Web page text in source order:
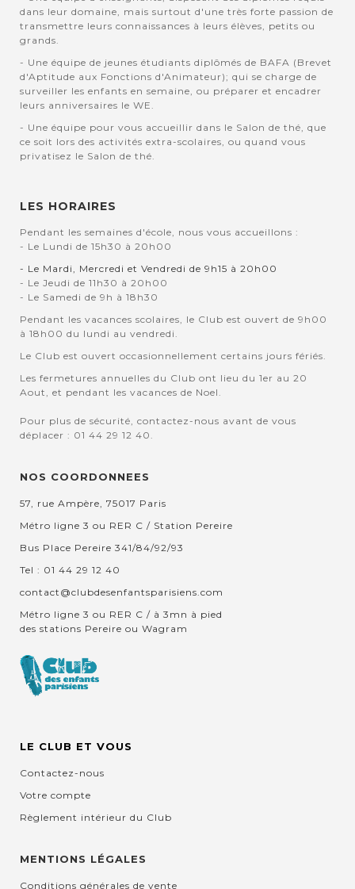
dans leur domaine, mais surtout d'une très forte passion de
transmettre leurs connaissances à leurs élèves, petits ou
grands.
- Une équipe de jeunes étudiants diplômés de BAFA (Brevet
d'Aptitude aux Fonctions d'Animateur); qui se charge de
surveiller les enfants en semaine, ou préparer et encadrer
leurs anniversaires le WE.
- Une équipe pour vous accueillir dans le Salon de thé, que
ce soit lors des activités extra-scolaires, ou quand vous
privatisez le Salon de thé.
LES HORAIRES
Pendant les semaines d'école, nous vous accueillons :
- Le Lundi de 15h30 à 20h00
- Le Mardi, Mercredi et Vendredi de 9h15 à 20h00
- Le Jeudi de 11h30 à 20h00
- Le Samedi de 9h à 18h30
Pendant les vacances scolaires, le Club est ouvert de 9h00
à 18h00 du lundi au vendredi.
Le Club est ouvert occasionnellement certains jours fériés.
Les fermetures annuelles du Club ont lieu du 1er au 20
Aout, et pendant les vacances de Noel.
Pour plus de sécurité, contactez-nous avant de vous
déplacer : 01 44 29 12 40.
NOS COORDONNEES
57, rue Ampère, 75017 Paris
Métro ligne 3 ou RER C / Station Pereire
Bus Place Pereire 341/84/92/93
Tel : 01 44 29 12 40
contact@clubdesenfantsparisiens.com
Métro ligne 3 ou RER C / à 3mn à pied
des stations Pereire ou Wagram
LE CLUB ET VOUS
Contactez-nous
Votre compte
Règlement intérieur du Club
MENTIONS LÉGALES
Conditions générales de vente